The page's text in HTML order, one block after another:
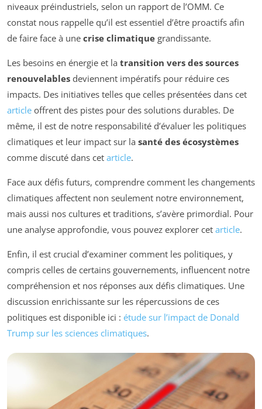
niveaux préindustriels, selon un rapport de l’OMM. Ce
constat nous rappelle qu’il est essentiel d’être proactifs afin
de faire face à une crise climatique grandissante.
Les besoins en énergie et la transition vers des sources
renouvelables deviennent impératifs pour réduire ces
impacts. Des initiatives telles que celles présentées dans cet
article offrent des pistes pour des solutions durables. De
même, il est de notre responsabilité d’évaluer les politiques
climatiques et leur impact sur la santé des écosystèmes
comme discuté dans cet article.
Face aux défis futurs, comprendre comment les changements
climatiques affectent non seulement notre environnement,
mais aussi nos cultures et traditions, s’avère primordial. Pour
une analyse approfondie, vous pouvez explorer cet article.
Enfin, il est crucial d’examiner comment les politiques, y
compris celles de certains gouvernements, influencent notre
compréhension et nos réponses aux défis climatiques. Une
discussion enrichissante sur les répercussions de ces
politiques est disponible ici : étude sur l’impact de Donald
Trump sur les sciences climatiques.